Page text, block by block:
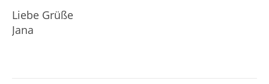
Liebe Grüße
Jana